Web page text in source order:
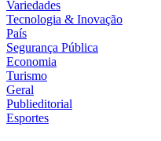
Variedades
Tecnologia & Inovação
País
Segurança Pública
Economia
Turismo
Geral
Publieditorial
Esportes